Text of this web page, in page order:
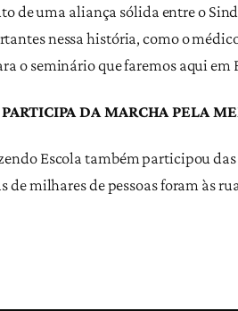
de uma aliança sólida entre o
nessa história, como o
o seminário que faremos aqui em
DA MARCHA PELA
Escola também participou
de milhares de pessoas foram às